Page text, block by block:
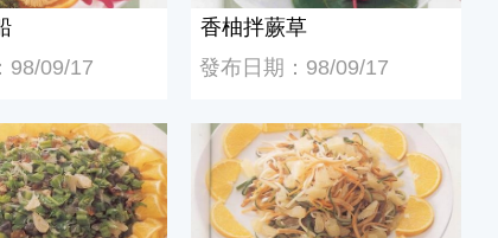
98/09/17
香柚拌蕨草
發布日期：98/09/17
絲絲柚惑